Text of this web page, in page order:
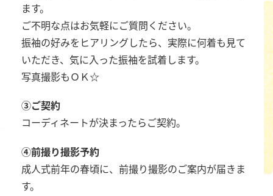
ます。
ご不明な点はお気軽にご質問ください。
振袖の好みをヒアリングしたら、実際に何着も見て
いただき、気に入った振袖を試着します。
写真撮影もＯＫ☆
③ご契約
コーディネートが決まったらご契約。
④前撮り撮影予約
成人式前年の春頃に、前撮り撮影のご案内が届きま
す。